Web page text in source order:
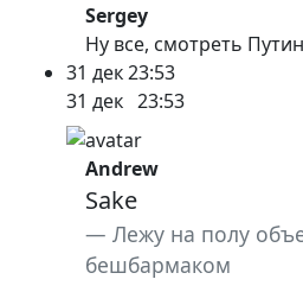
Sergey
Ну все, смотреть
31 дек23:53
31 дек 23:53
Andrew
Sake
Лежу на полу
бешбармаком